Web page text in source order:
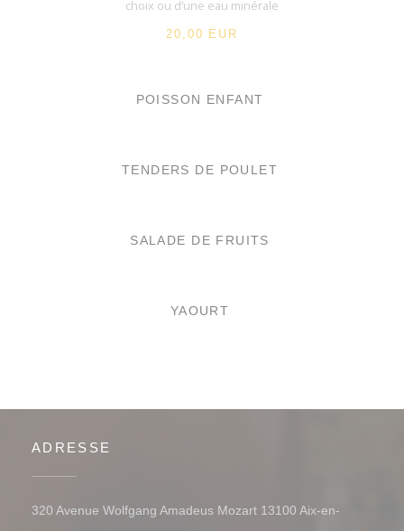
choix ou d’une eau minérale
20,00 EUR
POISSON ENFANT
TENDERS DE POULET
SALADE DE FRUITS
YAOURT
ADRESSE
320 Avenue Wolfgang Amadeus Mozart 13100 Aix-en-